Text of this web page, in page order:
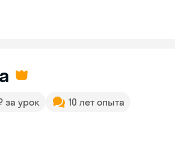
за урок 10 лет опыта